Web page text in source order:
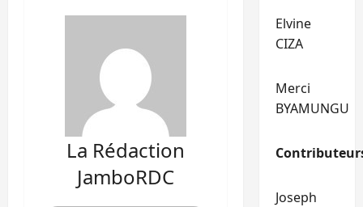
La Rédaction
JamboRDC
Elvine
CIZA
Merci
BYAMUNGU
Joseph